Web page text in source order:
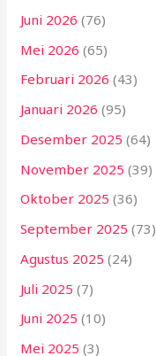
Juni 2026 (76)
Mei 2026 (65)
Februari 2026 (43)
Januari 2026 (95)
Desember 2025 (64)
November 2025 (39)
Oktober 2025 (36)
September 2025 (73)
Agustus 2025 (24)
Juli 2025 (7)
Juni 2025 (10)
Mei 2025 (3)